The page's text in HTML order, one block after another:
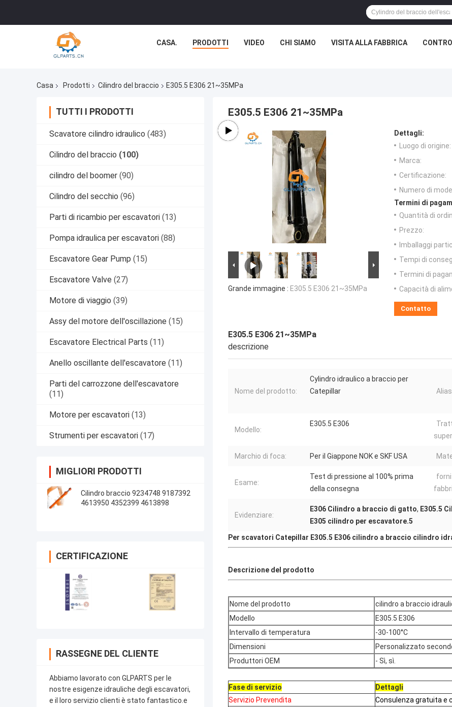
CASA. PRODOTTI VIDEO CHI SIAMO VISITA ALLA FABBRICA
Casa Prodotti Cilindro del braccio E305.5 E306 21~35MPa
TUTTI I PRODOTTI
Scavatore cilindro idraulico (483)
Cilindro del braccio (100)
cilindro del boomer (90)
Cilindro del secchio (96)
Parti di ricambio per escavatori (13)
Pompa idraulica per escavatori (88)
Escavatore Gear Pump (15)
Escavatore Valve (27)
Motore di viaggio (39)
Assy del motore dell'oscillazione (15)
Escavatore Electrical Parts (11)
Anello oscillante dell'escavatore (11)
Parti del carrozzone dell'escavatore
(11)
Motore per escavatori (13)
Strumenti per escavatori (17)
MIGLIORI PRODOTTI
Cilindro braccio 9234748 9187392
4613950 4352399 4613898
CERTIFICAZIONE
RASSEGNE DEL CLIENTE
Abbiamo lavorato con GLPARTS per le
nostre esigenze idrauliche degli escavatori,
e il loro servizio clienti è stato fantastico.e
E305.5 E306 21~35MPa
Grande immagine : E305.5 E306 21~35MPa
Dettagli:
Luogo di origine:
Marca:
Certificazione:
Numero di
Termini di
Quantità di
Prezzo:
Imballaggi
Tempi di
Termini di
Capacità di
Contatto
E305.5 E306 21~35MPa
descrizione
Nome del prodotto:
Cylindro idraulico a braccio per
Catepillar
Modello:
E305.5 E306
Marchio di foca: Per il Giappone NOK e SKF USA
Esame:
Test di pressione al 100% prima
della consegna
Evidenziare:
E306 Cilindro a braccio di gatto, E305.5
E305 cilindro per escavatore.5
Per scavatori Catepillar E305.5 E306 cilindro a braccio cilindro
Descrizione del prodotto
Nome del prodotto
cilindro a braccio
Modello
E305.5 E306
Intervallo di temperatura
-30-100°C
Dimensioni
Personalizzato
Produttori OEM
- Sì, sì.
Fase di servizio
Dettagli
Servizio Prevendita
Consulenza gratuita e